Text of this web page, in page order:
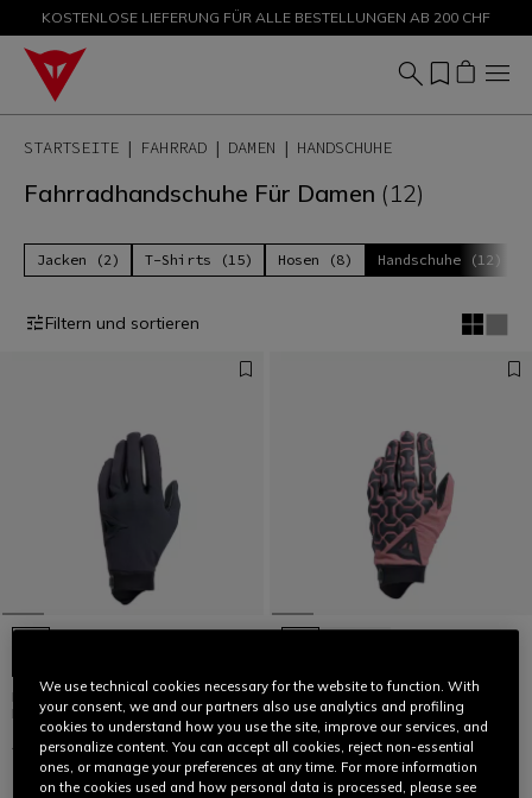
SALE BIS ZU -50 % – JETZT SHOPPEN
KOSTENLOSE LIEFERUNG FÜR ALLE BESTELLUNGEN AB 200 CHF
STARTSEITE FAHRRAD DAMEN HANDSCHUHE
Fahrradhandschuhe Für Damen (12)
Jacken (2) T-Shirts (15) Hosen (8) Handschuhe (12)
Filtern und sortieren
HGC HYBRID - UNISEX BIKE
HANDSCHUHE
CHF 49CHF 24,50 -50%
HGR EXT - UNISEX BIKE
HANDSCHUHE
CHF 49CHF 24,50 -50%
We use technical cookies necessary for the website to function. With
your consent, we and our partners also use analytics and profiling
cookies to understand how you use the site, improve our services, and
personalize content. You can accept all cookies, reject non-essential
ones, or manage your preferences at any time. For more information
on the cookies used and how personal data is processed, please see